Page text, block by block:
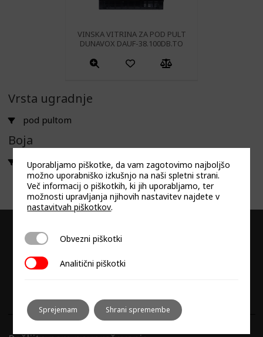
VINSKA VITRINA ZA POD PULT
DUNAVOX DAUF-38.100DB.TO
Vrsta ugradnje
pod pultom
Boja
CRNA
Uporabljamo piškotke, da vam zagotovimo najboljšo
možno uporabniško izkušnjo na naši spletni strani.
Več informacij o piškotkih, ki jih uporabljamo, ter
možnosti upravljanja njihovih nastavitev najdete v
nastavitvah piškotkov.
Obvezni piškotki
Obvezni piškotki
Analitični piškotki
Analitični piškotki
Sprejemam Shrani spremembe